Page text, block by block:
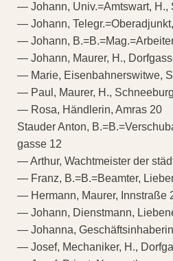
— Johann, Univ.=Amtswart, H.,
— Johann,
— Johann,
— Johann, Maurer, H.,
— Marie, Eisenbahnerswitwe,
— Paul, Maurer, H.,
— Rosa, Händlerin, Amras 20
Stauder Anton,
gasse 12
— Arthur, Wachtmeister der
— Franz, B.=B.=Beamter,
— Hermann, Maurer, Innstraße
— Johann, Dienstmann,
— Johanna,
— Josef, Mechaniker, H.,